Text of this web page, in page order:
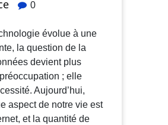
0
évolue à une
la question de la
devient plus
; elle
Aujourd’hui,
aspect de notre vie est
et la quantité de